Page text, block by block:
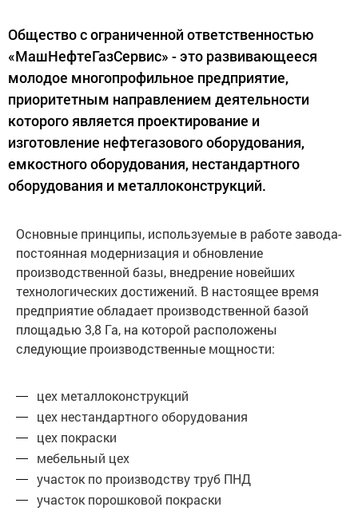
Общество с ограниченной ответственностью
«МашНефтеГазСервис» - это развивающееся
молодое многопрофильное предприятие,
приоритетным направлением деятельности
которого является проектирование и
изготовление нефтегазового оборудования,
емкостного оборудования, нестандартного
оборудования и металлоконструкций.
Основные принципы, используемые в работе завода-
постоянная модернизация и обновление
производственной базы, внедрение новейших
технологических достижений. В настоящее время
предприятие обладает производственной базой
площадью 3,8 Га, на которой расположены
следующие производственные мощности:
цех металлоконструкций
цех нестандартного оборудования
цех покраски
мебельный цех
участок по производству труб ПНД
участок порошковой покраски